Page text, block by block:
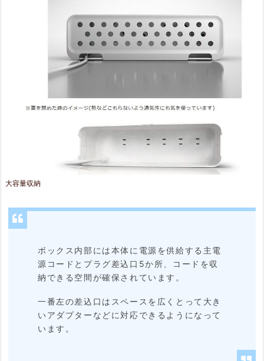
用
分
か
大容量収納
ボックス内部には本体に電源を供給する主電
源コードとプラグ差込口5か所、コードを収
納できる空間が確保されています。
一番左の差込口はスペースを広くとって大き
いアダプターなどに対応できるようになって
います。